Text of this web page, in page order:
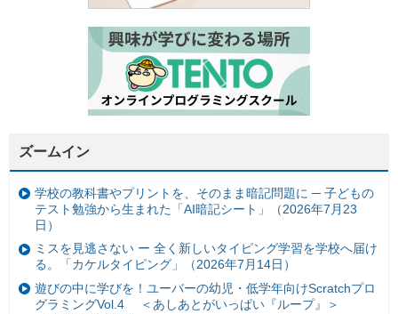
ズームイン
学校の教科書やプリントを、そのまま暗記問題に ─ 子どもの
テスト勉強から生まれた「AI暗記シート」（2026年7月23
日）
ミスを見逃さない ー 全く新しいタイピング学習を学校へ届け
る。「カケルタイピング」（2026年7月14日）
遊びの中に学びを！ユーバーの幼児・低学年向けScratchプロ
グラミングVol.4 ＜あしあとがいっぱい『ループ』＞